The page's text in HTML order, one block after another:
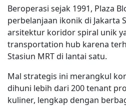
Beroperasi sejak 1991, Plaza
perbelanjaan ikonik di Jakarta
arsitektur koridor spiral unik
transportation hub karena
Stasiun MRT di lantai satu.
Mal strategis ini merangkul
dihuni lebih dari 200 tenant
kuliner, lengkap dengan